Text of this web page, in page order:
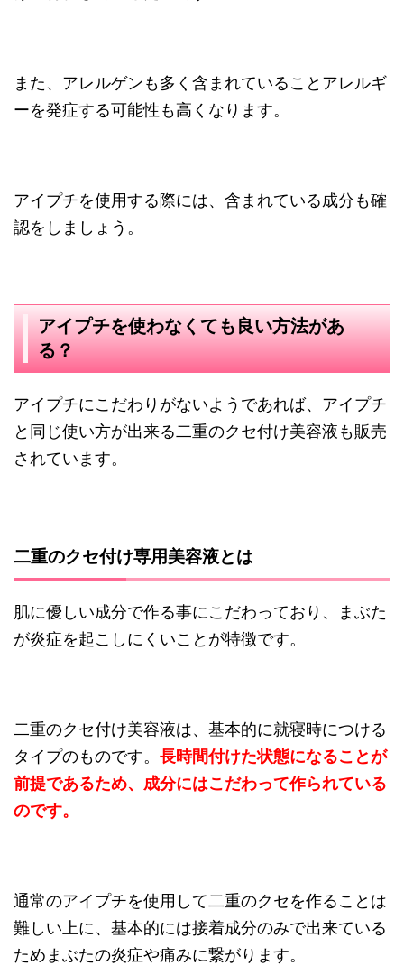
また、アレルゲンも多く含まれていることアレルギ
ーを発症する可能性も高くなります。
アイプチを使用する際には、含まれている成分も確
認をしましょう。
アイプチを使わなくても良い方法があ
る？
アイプチにこだわりがないようであれば、アイプチ
と同じ使い方が出来る二重のクセ付け美容液も販売
されています。
二重のクセ付け専用美容液とは
肌に優しい成分で作る事にこだわっており、まぶた
が炎症を起こしにくいことが特徴です。
二重のクセ付け美容液は、基本的に就寝時につける
タイプのものです。 長時間付けた状態になることが
前提であるため、成分にはこだわって作られている
のです。
通常のアイプチを使用して二重のクセを作ることは
難しい上に、基本的には接着成分のみで出来ている
ためまぶたの炎症や痛みに繋がります。